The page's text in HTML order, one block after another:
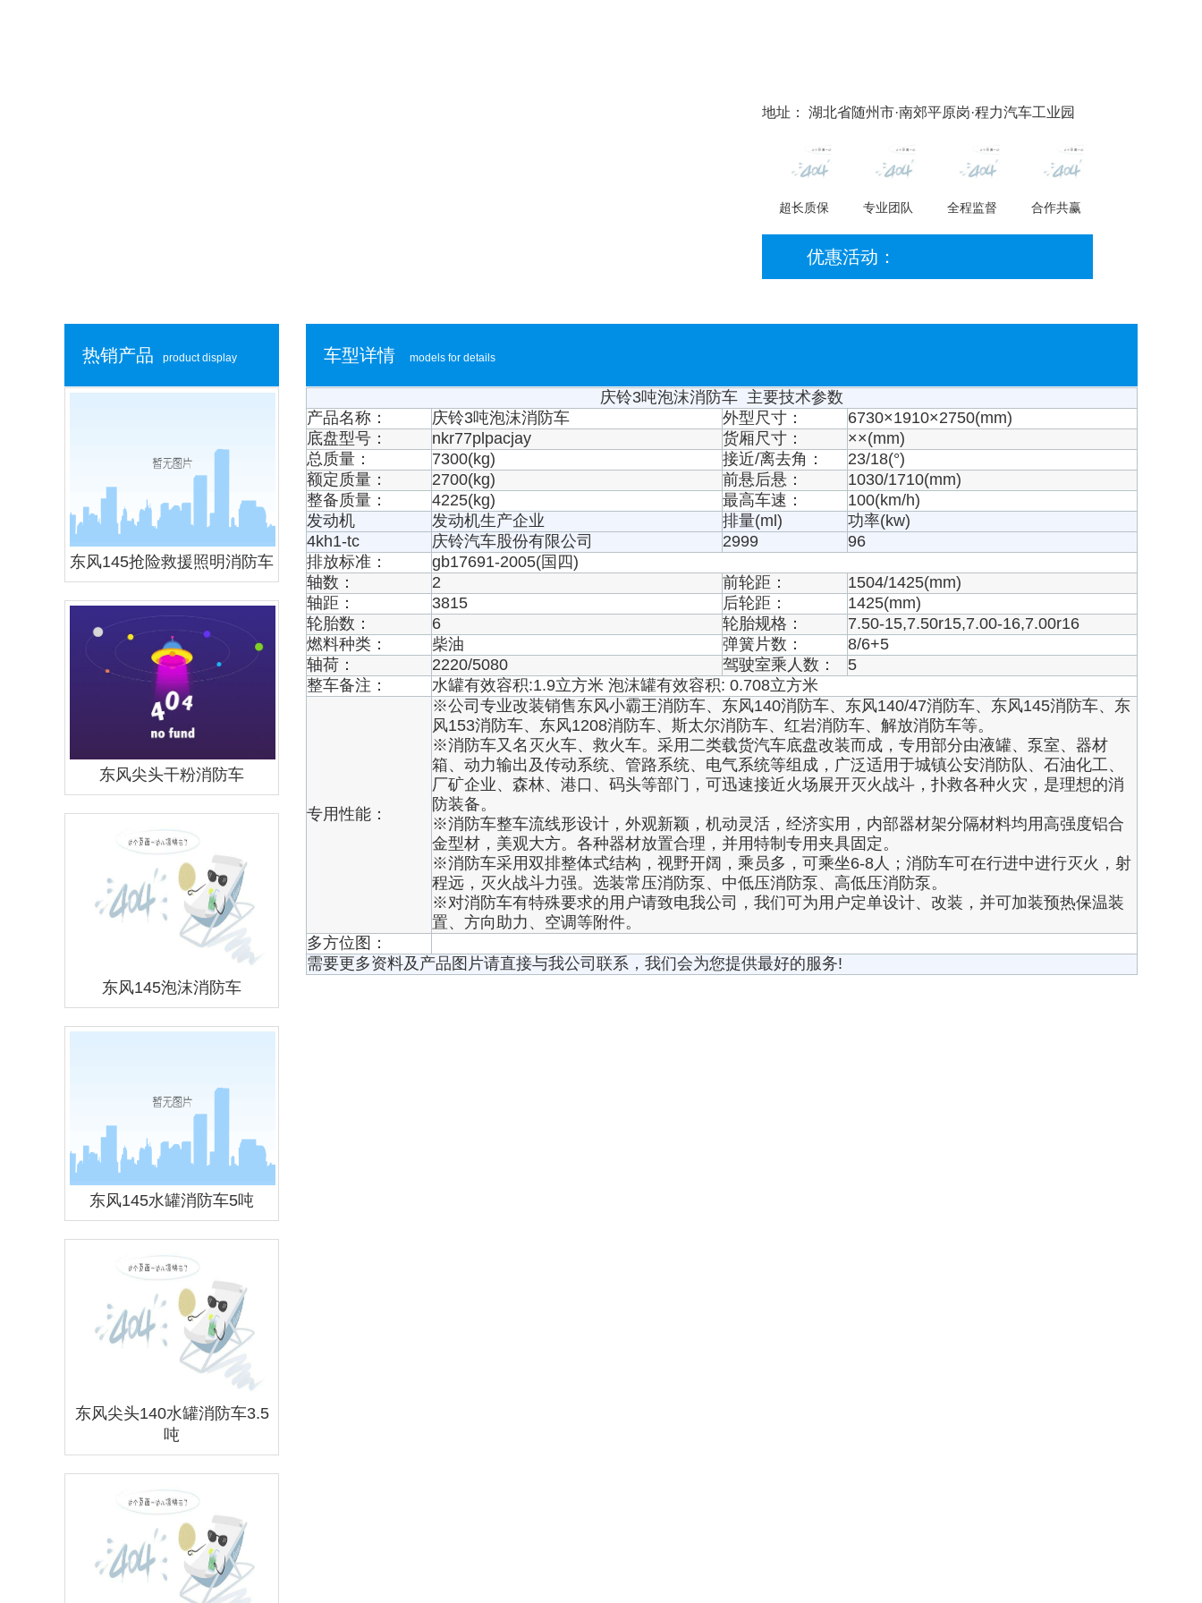
地址： 湖北省随州市·南郊平原岗·程力汽车工业园
超长质保 专业团队 全程监督 合作共赢
优惠活动：
热销产品 product display
东风145抢险救援照明消防车
东风尖头干粉消防车
东风145泡沫消防车
东风145水罐消防车5吨
东风尖头140水罐消防车3.5
吨
车型详情 models for details
庆铃3吨泡沫消防车 主要技术参数
产品名称：
庆铃3吨泡沫消防车 外型尺寸：
6730×1910×2750(mm)
底盘型号：
nkr77plpacjay 货厢尺寸：
××(mm)
总质量：
7300(kg) 接近/离去角：
23/18(°)
额定质量：
2700(kg) 前悬后悬：
1030/1710(mm)
整备质量：
4225(kg) 最高车速：
100(km/h)
发动机
发动机生产企业 排量(ml)
功率(kw)
4kh1-tc
庆铃汽车股份有限公司 2999
96
排放标准：
gb17691-2005(国四)
轴数：
2 前轮距：
1504/1425(mm)
轴距：
3815 后轮距：
1425(mm)
轮胎数：
6 轮胎规格：
7.50-15,7.50r15,7.00-16,7.00r16
燃料种类：
柴油 弹簧片数：
8/6+5
轴荷：
2220/5080 驾驶室乘人数：
5
整车备注：
水罐有效容积:1.9立方米 泡沫罐有效容积: 0.708立方米
专用性能：
※公司专业改装销售东风小霸王消防车、东风140消防车、东风140/47消防车、东风145消防车、东
风153消防车、东风1208消防车、斯太尔消防车、红岩消防车、解放消防车等。
※消防车又名灭火车、救火车。采用二类载货汽车底盘改装而成，专用部分由液罐、泵室、器材
箱、动力输出及传动系统、管路系统、电气系统等组成，广泛适用于城镇公安消防队、石油化工、
厂矿企业、森林、港口、码头等部门，可迅速接近火场展开灭火战斗，扑救各种火灾，是理想的消
防装备。
※消防车整车流线形设计，外观新颖，机动灵活，经济实用，内部器材架分隔材料均用高强度铝合
金型材，美观大方。各种器材放置合理，并用特制专用夹具固定。
※消防车采用双排整体式结构，视野开阔，乘员多，可乘坐6-8人；消防车可在行进中进行灭火，射
程远，灭火战斗力强。选装常压消防泵、中低压消防泵、高低压消防泵。
※对消防车有特殊要求的用户请致电我公司，我们可为用户定单设计、改装，并可加装预热保温装
置、方向助力、空调等附件。
多方位图：
需要更多资料及产品图片请直接与我公司联系，我们会为您提供最好的服务!